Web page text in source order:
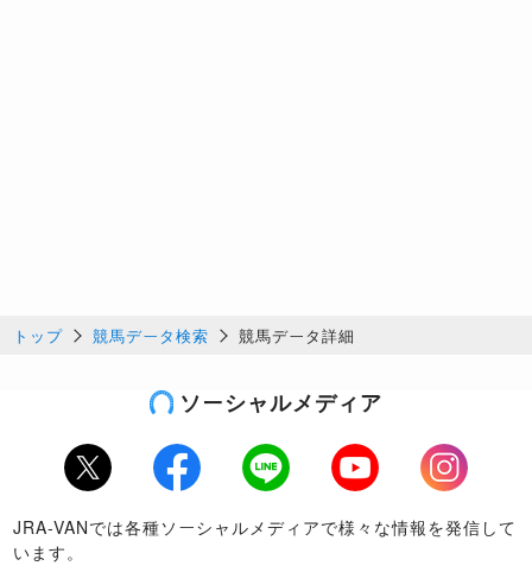
トップ 競馬データ検索 競馬データ詳細
ソーシャルメディア
Twitter Facebook LINE Youtube
Instagram
JRA-VANでは各種ソーシャルメディアで様々な情報を発信して
います。